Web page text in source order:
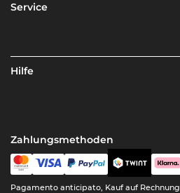
Service
Hilfe
Zahlungsmethoden
Pagamento anticipato, Kauf auf Rechnung